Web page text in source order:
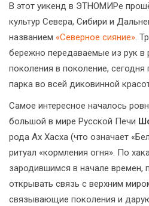
В этот уикенд в ЭТНОМИРе
культур Севера, Сибири и
названием «Северное сияние».
бережно передаваемые из рук в
поколения в поколение, сегодня
парка во всей диковинной
Самое интересное началось
большой в мире Русской Печи
рода Ах Хасха (что означает
ритуал «кормления огня». По
зародившимся в начале времен,
открывать связь с верхним
связывающие поколения и